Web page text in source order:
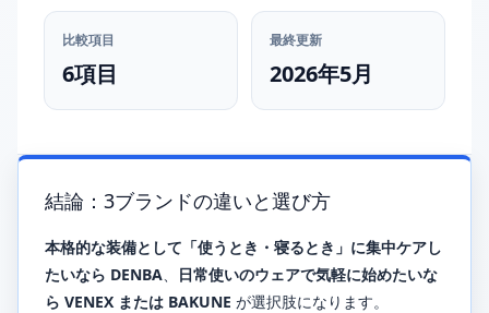
比較項目
6項目
最終更新
2026年5月
結論：3ブランドの違いと選び方
本格的な装備として「使うとき・寝るとき」に集中ケアし
たいなら DENBA、
日常使いのウェアで気軽に始めたいな
ら VENEX または BAKUNE が選択肢になります。